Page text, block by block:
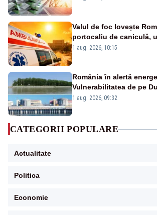
Valul de foc lovește
portocaliu de caniculă,
duminică. Temperaturile
1 aug. 2026, 10:15
România în alertă
Vulnerabilitatea de pe
în pericol Centrala
1 aug. 2026, 09:32
CATEGORII POPULARE
Actualitate
Politica
Economie